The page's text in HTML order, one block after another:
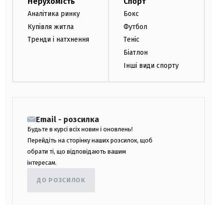
Аналітика ринку
Купівля житла
Тренди і натхнення
Бокс
Футбол
Теніс
Біатлон
Інші види спорту
Email - розсилка
Будьте в курсі всіх новин і оновлень!
Перейдіть на сторінку наших розсилок, щоб
обрати ті, що відповідають вашим
інтересам.
ДО РОЗСИЛОК